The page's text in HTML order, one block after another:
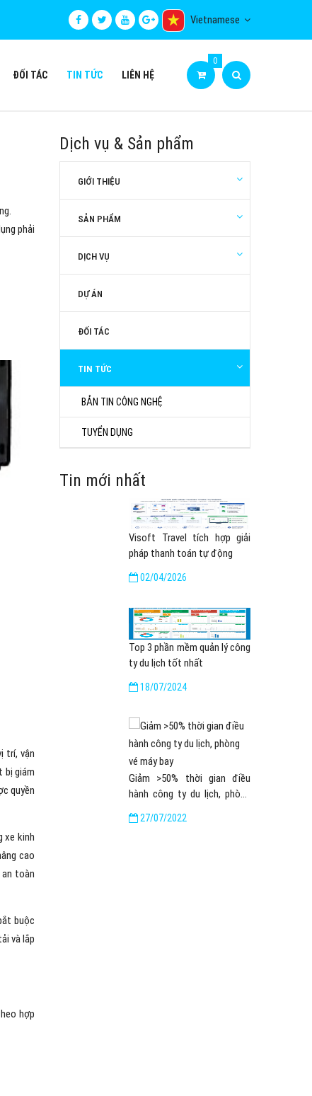
Vietnamese
ĐỐI TÁC TIN TỨC LIÊN HỆ
0
phải
trí, vận
bị giám
quyền
xe kinh
cao
an toàn
buộc
và lắp
hợp
Dịch vụ & Sản phẩm
GIỚI THIỆU
SẢN PHẨM
DỊCH VỤ
DỰ ÁN
ĐỐI TÁC
TIN TỨC
BẢN TIN CÔNG NGHỆ
TUYỂN DỤNG
Tin mới nhất
Visoft Travel tích hợp giải
pháp thanh toán tự động
02/04/2026
Top 3 phần mềm quản lý công
ty du lịch tốt nhất
18/07/2024
Giảm >50% thời gian điều
hành công ty du lịch, phòng
27/07/2022